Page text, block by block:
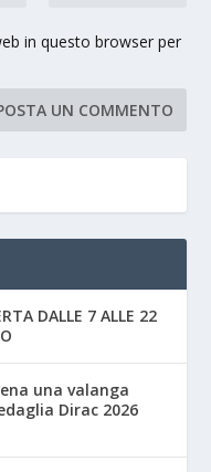
in questo browser per
DALLE 7 ALLE 22
una valanga
Dirac 2026